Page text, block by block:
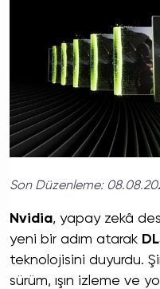
Son Düzenleme:
Nvidia, yapay zekâ
yeni bir adım atarak
teknolojisini duyurdu.
sürüm, ışın izleme ve